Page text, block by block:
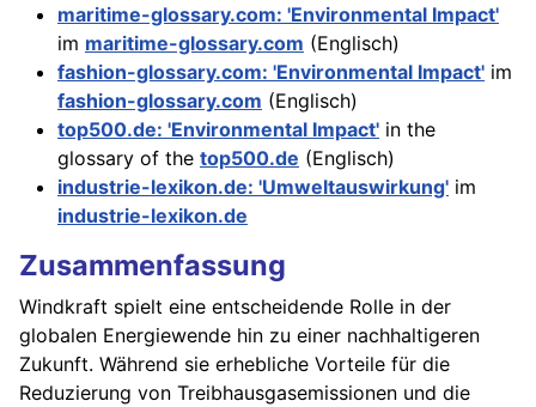
maritime-glossary.com: 'Environmental Impact'
im maritime-glossary.com (Englisch)
fashion-glossary.com: 'Environmental Impact' im
fashion-glossary.com (Englisch)
top500.de: 'Environmental Impact' in the
glossary of the top500.de (Englisch)
industrie-lexikon.de: 'Umweltauswirkung' im
industrie-lexikon.de
Zusammenfassung
Windkraft spielt eine entscheidende Rolle in der
globalen Energiewende hin zu einer nachhaltigeren
Zukunft. Während sie erhebliche Vorteile für die
Reduzierung von Treibhausgasemissionen und die